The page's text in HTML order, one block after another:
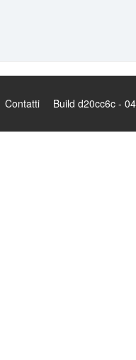
Contatti Build d20cc6c -